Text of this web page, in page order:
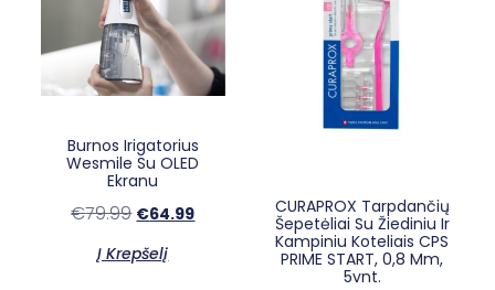
Burnos Irigatorius
Wesmile Su OLED
Ekranu
€79.99 €64.99
Į Krepšelį
CURAPROX Tarpdančių
Šepetėliai Su Žiediniu Ir
Kampiniu Koteliais CPS
PRIME START, 0,8 Mm,
5vnt.